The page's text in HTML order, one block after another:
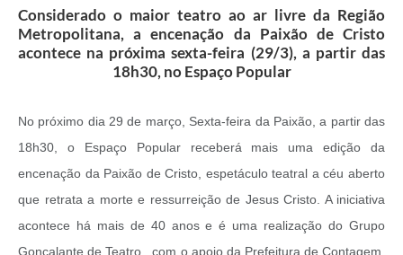
Considerado o maior teatro ao ar livre da Região
Metropolitana, a encenação da Paixão de Cristo
acontece na próxima sexta-feira (29/3), a partir das
18h30, no Espaço Popular
No próximo dia 29 de março, Sexta-feira da Paixão, a partir das
18h30, o Espaço Popular receberá mais uma edição da
encenação da Paixão de Cristo, espetáculo teatral a céu aberto
que retrata a morte e ressurreição de Jesus Cristo. A iniciativa
acontece há mais de 40 anos e é uma realização do Grupo
Gonçalante de Teatro, com o apoio da Prefeitura de Contagem,